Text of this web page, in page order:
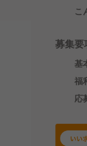
こ
募集要
基
福
応